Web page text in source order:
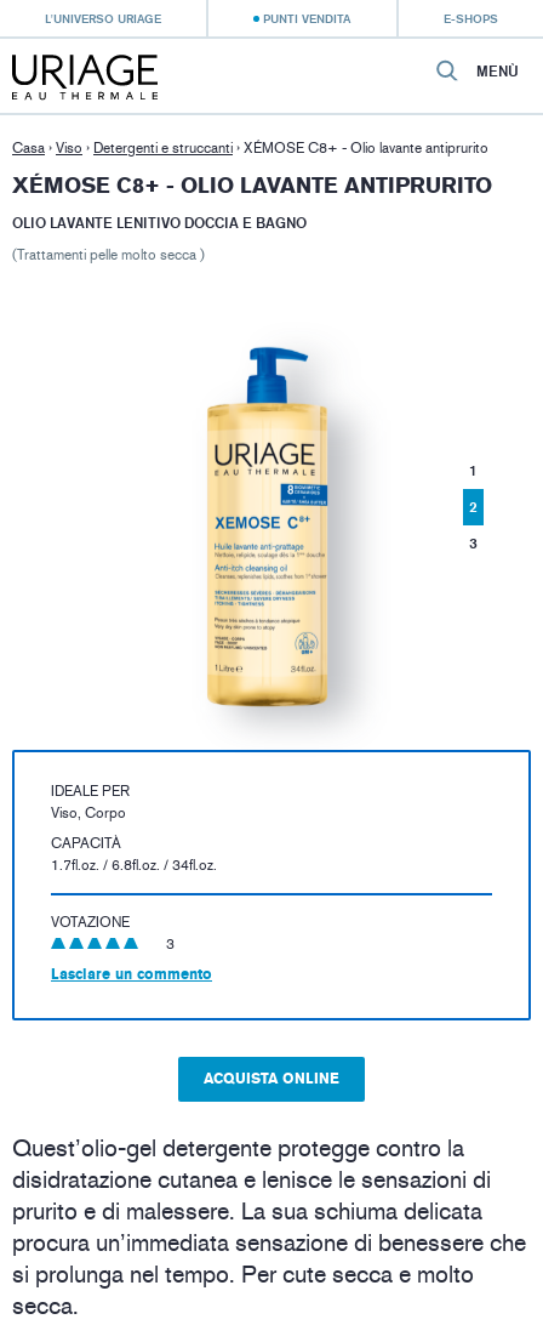
L'UNIVERSO URIAGE PUNTI VENDITA E-SHOPS
MENÙ
Casa › Viso › Detergenti e struccanti › XÉMOSE C8+ - Olio lavante antiprurito
XÉMOSE C8+ - OLIO LAVANTE ANTIPRURITO
OLIO LAVANTE LENITIVO DOCCIA E BAGNO
(Trattamenti pelle molto secca )
1
2
3
IDEALE PER
Viso, Corpo
CAPACITÀ
1.7fl.oz. / 6.8fl.oz. / 34fl.oz.
VOTAZIONE
3
Lasciare un commento
ACQUISTA ONLINE
Quest’olio-gel detergente protegge contro la
disidratazione cutanea e lenisce le sensazioni di
prurito e di malessere. La sua schiuma delicata
procura un’immediata sensazione di benessere che
si prolunga nel tempo. Per cute secca e molto
secca.